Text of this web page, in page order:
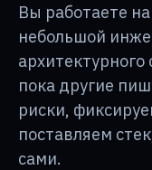
Вы работаете
небольшой
пока другие
риски,
поставляем
сами.